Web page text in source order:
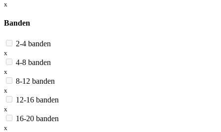
x
Banden
2-4 banden
x
4-8 banden
x
8-12 banden
x
12-16 banden
x
16-20 banden
x